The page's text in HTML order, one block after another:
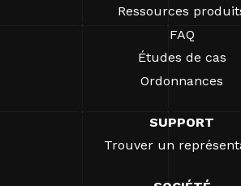
Ressources
FAQ
Études de cas
Ordonnances
SUPPORT
Trouver un